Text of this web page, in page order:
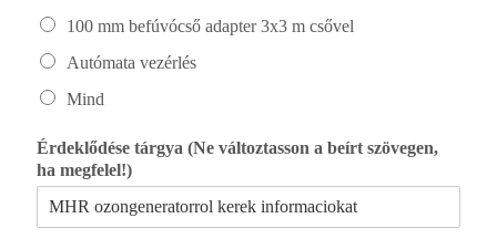
100 mm befúvócső adapter 3x3 m csővel
Autómata vezérlés
Mind
Érdeklődése tárgya (Ne változtasson a beírt szövegen,
ha megfelel!)